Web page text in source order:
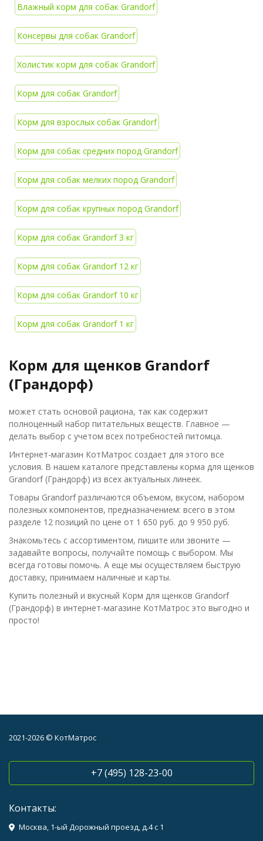
Влажный корм для собак Grandorf
Консервы для собак Grandorf
Холистик корм для собак Grandorf
Корм для собак Grandorf
Корм для взрослых собак Grandorf
Корм для собак средних пород Grandorf
Корм для собак мелких пород Grandorf
Корм для собак крупных пород Grandorf
Корм для собак Grandorf 3 кг
Корм для собак Grandorf 12 кг
Корм для собак Grandorf 10 кг
Корм для собак Grandorf 1 кг
Корм для щенков Grandorf
(Грандорф)
может стать основой рациона, так как содержит
полноценный набор питательных веществ. Главное —
делать выбор с учетом всех потребностей питомца.
Интернет-магазин КотМатрос создает для этого все
условия. В нашем каталоге представлены корма для щенков
Grandorf (Грандорф) из всех актуальных линеек.
Товары Grandorf различаются объемом, вкусом, набором
полезных компонентов, предназначением: всего в этом
разделе 12 позиций по цене от 1 650 руб. до 9 950 руб.
Знакомьтесь с ассортиментом, пишите или звоните —
задавайте вопросы, получайте помощь с выбором. Мы
всегда готовы помочь. А еще мы осуществляем быструю
доставку, принимаем наличные и карты.
Купить полезный и вкусный Корм для щенков Grandorf
(Грандорф) в интернет-магазине КотМатрос это выгодно и
просто!
2021-2026 © КотМатрос
+7 (495) 128-23-00
Контакты:
Москва, 1-ый Дорожный проезд, д.4 с 1